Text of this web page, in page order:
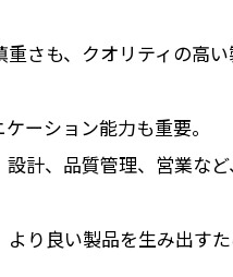
さも、クオリティの高
ーション能力も重要。
計、品質管理、営業な
り良い製品を生み出す